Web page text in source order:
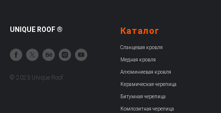
UNIQUE ROOF ®
© 2023 Unique Roof
Каталог
Сланцевая кровля
Медная кровля
Алюминиевая кровля
Керамическая черепица
Битумная черепица
Композитная черепица